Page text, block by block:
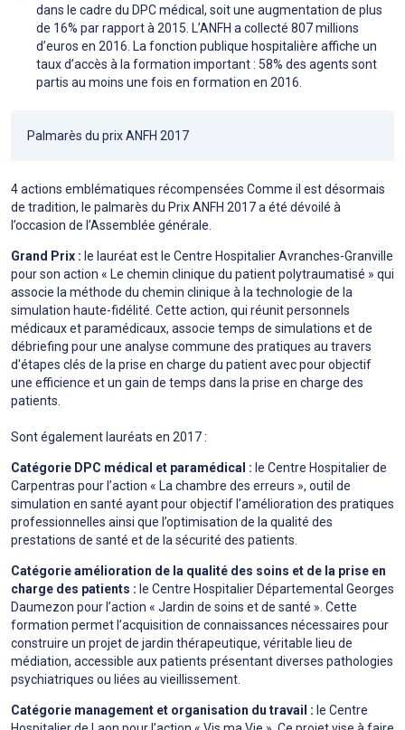
dans le cadre du DPC médical, soit une augmentation de plus
de 16% par rapport à 2015. L’ANFH a collecté 807 millions
d’euros en 2016. La fonction publique hospitalière affiche un
taux d’accès à la formation important : 58% des agents sont
partis au moins une fois en formation en 2016.
Palmarès du prix ANFH 2017
4 actions emblématiques récompensées Comme il est désormais
de tradition, le palmarès du Prix ANFH 2017 a été dévoilé à
l’occasion de l’Assemblée générale.
Grand Prix : le lauréat est le Centre Hospitalier Avranches-Granville
pour son action « Le chemin clinique du patient polytraumatisé » qui
associe la méthode du chemin clinique à la technologie de la
simulation haute-fidélité. Cette action, qui réunit personnels
médicaux et paramédicaux, associe temps de simulations et de
débriefing pour une analyse commune des pratiques au travers
d'étapes clés de la prise en charge du patient avec pour objectif
une efficience et un gain de temps dans la prise en charge des
patients.
Sont également lauréats en 2017 :
Catégorie DPC médical et paramédical : le Centre Hospitalier de
Carpentras pour l’action « La chambre des erreurs », outil de
simulation en santé ayant pour objectif l’amélioration des pratiques
professionnelles ainsi que l’optimisation de la qualité des
prestations de santé et de la sécurité des patients.
Catégorie amélioration de la qualité des soins et de la prise en
charge des patients : le Centre Hospitalier Départemental Georges
Daumezon pour l’action « Jardin de soins et de santé ». Cette
formation permet l’acquisition de connaissances nécessaires pour
construire un projet de jardin thérapeutique, véritable lieu de
médiation, accessible aux patients présentant diverses pathologies
psychiatriques ou liées au vieillissement.
Catégorie management et organisation du travail : le Centre